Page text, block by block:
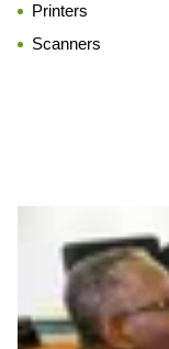
Printers
Scanners